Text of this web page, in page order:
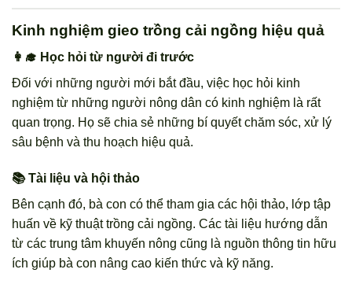
Kinh nghiệm gieo trồng cải ngồng hiệu quả
👩‍🎓 Học hỏi từ người đi trước
Đối với những người mới bắt đầu, việc học hỏi kinh
nghiệm từ những người nông dân có kinh nghiệm là rất
quan trọng. Họ sẽ chia sẻ những bí quyết chăm sóc, xử lý
sâu bệnh và thu hoạch hiệu quả.
📚 Tài liệu và hội thảo
Bên cạnh đó, bà con có thể tham gia các hội thảo, lớp tập
huấn về kỹ thuật trồng cải ngồng. Các tài liệu hướng dẫn
từ các trung tâm khuyến nông cũng là nguồn thông tin hữu
ích giúp bà con nâng cao kiến thức và kỹ năng.